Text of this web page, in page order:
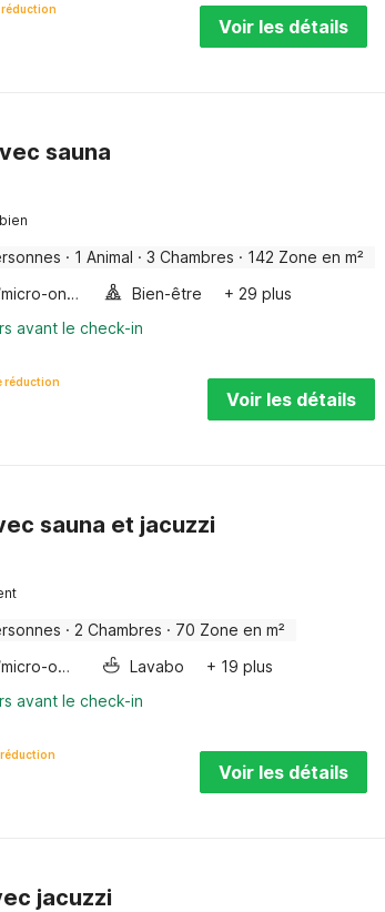
réduction
Voir les détails
sauna
· 1 Animal · 3 Chambres · 142 Zone en m²
Four/micro-onde combinés Bien-être
+ 29 plus
avant le check-in
réduction
Voir les détails
sauna et jacuzzi
· 2 Chambres · 70 Zone en m²
Four/micro-onde combinés Lavabo
+ 19 plus
avant le check-in
réduction
Voir les détails
jacuzzi